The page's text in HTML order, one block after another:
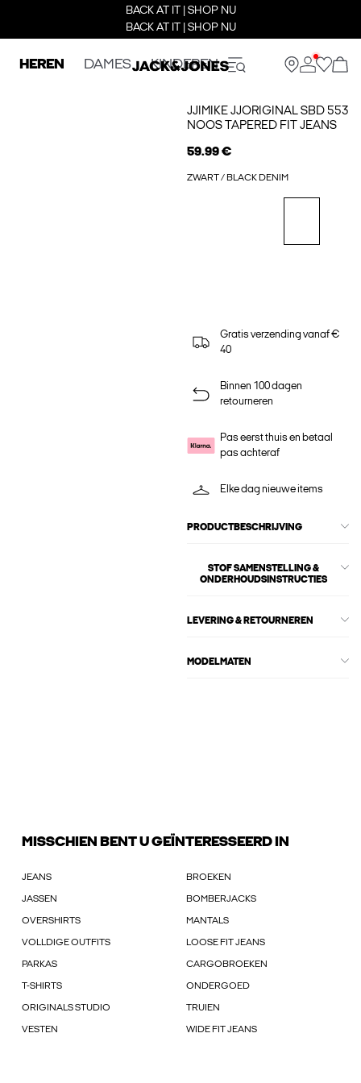
BACK AT IT | SHOP NU
BACK AT IT | SHOP NU
HEREN DAMES KINDEREN
JJIMIKE JJORIGINAL SBD 553
NOOS TAPERED FIT JEANS
59.99 €
ZWART / BLACK DENIM
Gratis verzending vanaf €
40
Binnen 100 dagen
retourneren
Pas eerst thuis en betaal
pas achteraf
Elke dag nieuwe items
PRODUCTBESCHRIJVING
STOF SAMENSTELLING &
ONDERHOUDSINSTRUCTIES
LEVERING & RETOURNEREN
MODELMATEN
MISSCHIEN BENT U GEÏNTERESSEERD IN
JEANS BROEKEN
JASSEN BOMBERJACKS
OVERSHIRTS MANTALS
VOLLDIGE OUTFITS LOOSE FIT JEANS
PARKAS CARGOBROEKEN
T-SHIRTS ONDERGOED
ORIGINALS STUDIO TRUIEN
VESTEN WIDE FIT JEANS